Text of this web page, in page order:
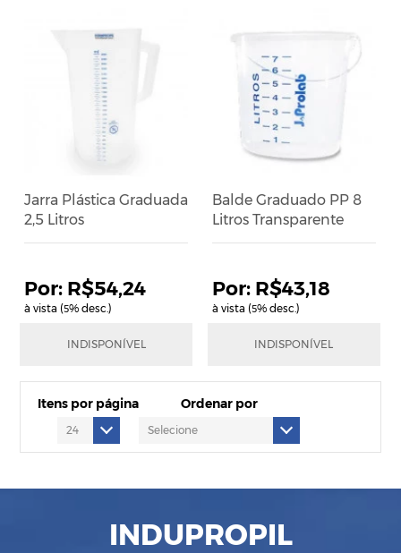
Jarra Plástica Graduada
2,5 Litros
R$54,24
à vista (5% desc.)
2xdeR$28,55
INDISPONÍVEL
Balde Graduado PP 8
Litros Transparente
R$43,18
à vista (5% desc.)
1xdeR$45,45
INDISPONÍVEL
Itens por página Ordenar por
INDUPROPIL